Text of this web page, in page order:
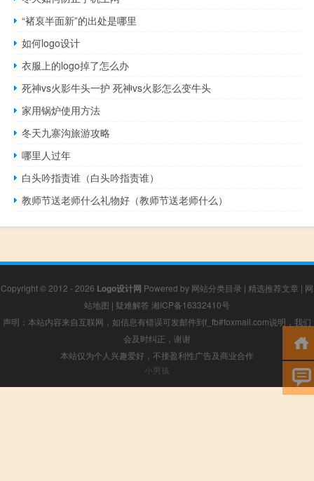
“褚裒半面新”的出处是哪里
如何logo设计
衣服上的logo掉了怎么办
死神vs火影牛头一护 死神vs火影怎么变牛头
家用锅炉使用方法
冬天九寨沟旅游攻略
哪里人过年
白头吟指责谁（白头吟指责谁）
教师节送老师什么礼物好（教师节送老师什么）
Copyright © 2012 - 2026 Logo设计网 Powered by 网站分类目录 | 精选推荐文章 | 网
站地图 | 疑难解答 湘ICP备16332410号
声明：本站内容来自互联网，如信息有错误可发邮件到f_fb#foxmail.com说明，我们
会及时纠正，谢谢
本站仅为个人兴趣爱好，不接盈利性广告及商业合作
小男孩